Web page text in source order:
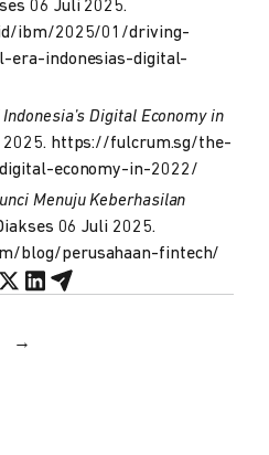
06 Juli 2025.
ibm/2025/01/driving-
era-indonesias-digital-
Digital Economy in
2025. https://fulcrum.sg/the-
economy-in-2022/
Menuju Keberhasilan
06 Juli 2025.
blog/perusahaan-fintech/
→